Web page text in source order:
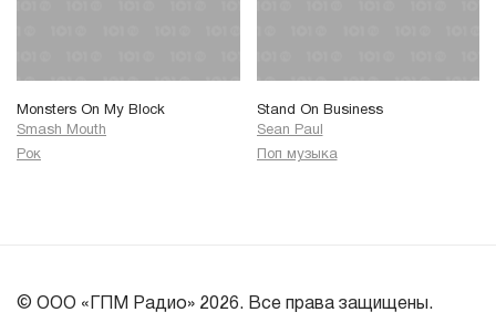
Monsters On My Block
Smash Mouth
Рок
Stand On Business
Sean Paul
Поп музыка
© ООО «ГПМ Радио» 2026. Все права защищены.